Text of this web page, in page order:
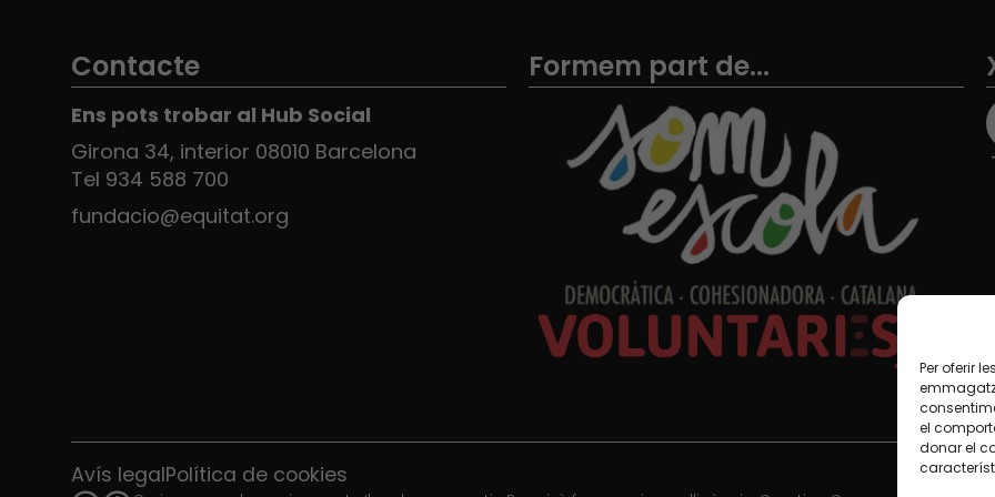
Per oferir
el
donar el
Contacte
Ens pots trobar al Hub Social
Girona 34, interior 08010 Barcelona
Tel 934 588 700
fundacio@equitat.org
Formem part de...
Avís legalPolítica de cookies